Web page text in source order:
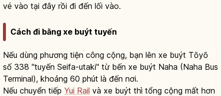
vé vào tại đây rồi đi đến lối vào.
Cách đi bằng xe buýt tuyến
Nếu dùng phương tiện công cộng, bạn lên xe buýt Tōyō
số 338 "tuyến Seifa-utaki" từ bến xe buýt Naha (Naha Bus
Terminal), khoảng 60 phút là đến nơi.
Nếu chuyển tiếp Yui Rail và xe buýt thì tổng cộng mất hơn